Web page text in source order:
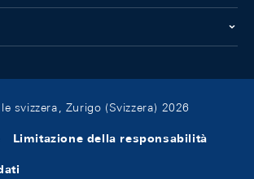
svizzera, Zurigo (Svizzera) 2026
Limitazione della responsabilità